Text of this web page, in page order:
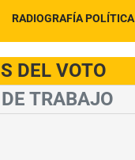
RADIOGRAFÍA POLÍTICA
DEL VOTO
TRABAJO